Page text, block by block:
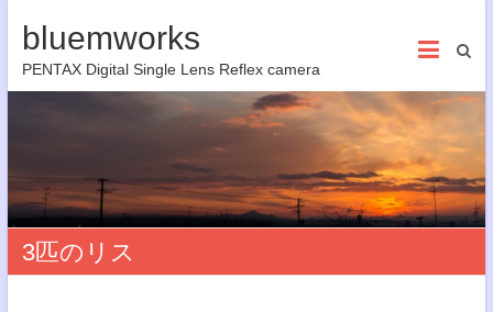
bluemworks
PENTAX Digital Single Lens Reflex camera
3匹のリス